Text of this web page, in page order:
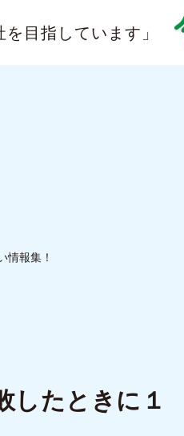
目指しています」
情報集！
したときに１